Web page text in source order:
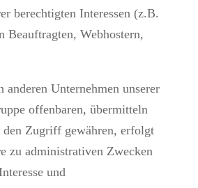
berechtigten Interessen (z.B.
Beauftragten, Webhostern,
anderen Unternehmen unserer
offenbaren, übermitteln
den Zugriff gewähren, erfolgt
zu administrativen Zwecken
und